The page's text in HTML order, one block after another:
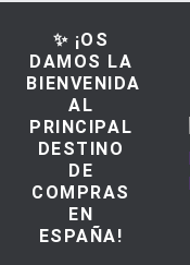
✨ ¡OS
DAMOS LA
BIENVENIDA
AL
PRINCIPAL
DESTINO
DE
COMPRAS
EN
ESPAÑA!